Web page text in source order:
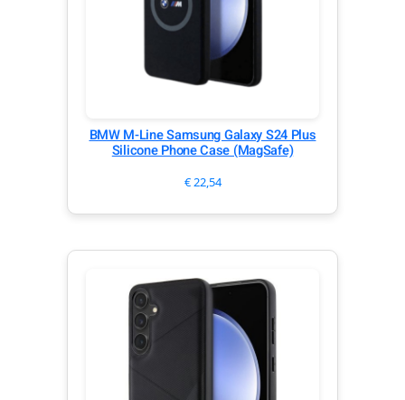
BMW M-Line Samsung Galaxy S24 Plus
Silicone Phone Case (MagSafe)
€22,54